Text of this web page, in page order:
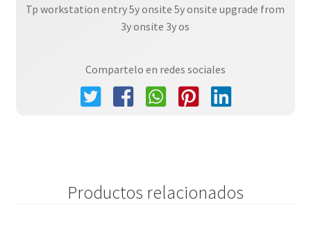
Tp workstation entry 5y onsite 5y onsite upgrade from
3y onsite 3y os
Compartelo en redes sociales
Productos relacionados